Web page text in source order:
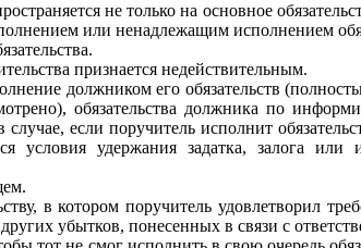
не только на основное
или ненадлежащим исполнением
признается недействительным.
должником его обязательств
обязательства должника по
если поручитель исполнит
условия удержания задатка, залога или
в котором поручитель удовлетворил
убытков, понесенных в связи с